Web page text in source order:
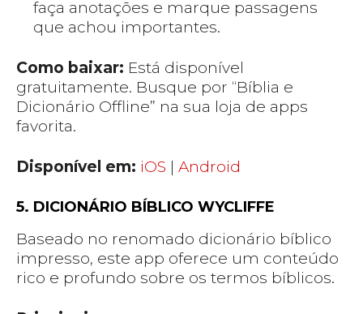
faça anotações e marque passagens
que achou importantes.
Como baixar: Está disponível
gratuitamente. Busque por “Bíblia e
Dicionário Offline” na sua loja de apps
favorita.
Disponível em: iOS | Android
5. DICIONÁRIO BÍBLICO WYCLIFFE
Baseado no renomado dicionário bíblico
impresso, este app oferece um conteúdo
rico e profundo sobre os termos bíblicos.